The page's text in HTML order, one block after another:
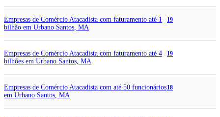
Empresas de Comércio Atacadista com faturamento até 1
bilhão em Urbano Santos, MA
19
Empresas de Comércio Atacadista com faturamento até 4
bilhões em Urbano Santos, MA
19
Empresas de Comércio Atacadista com até 50 funcionários
em Urbano Santos, MA
18